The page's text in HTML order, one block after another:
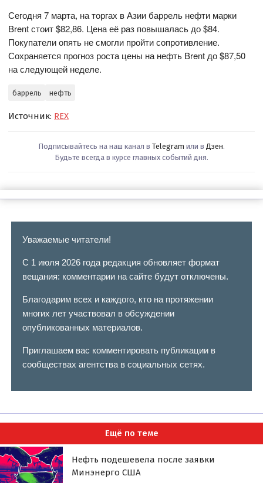
Сегодня 7 марта, на торгах в Азии баррель нефти марки
Brent стоит $82,86. Цена её раз повышалась до $84.
Покупатели опять не смогли пройти сопротивление.
Сохраняется прогноз роста цены на нефть Brent до $87,50
на следующей неделе.
баррель нефть
Источник: REX
Подписывайтесь на наш канал в Telegram или в Дзен.
Будьте всегда в курсе главных событий дня.
Уважаемые читатели!
С 1 июля 2026 года редакция обновляет формат
вещания: комментарии на сайте будут отключены.
Благодарим всех и каждого, кто на протяжении
многих лет участвовал в обсуждении
опубликованных материалов.
Приглашаем вас комментировать публикации в
сообществах агентства в социальных сетях.
Ещё по теме
Нефть подешевела после заявки
Минэнерго США